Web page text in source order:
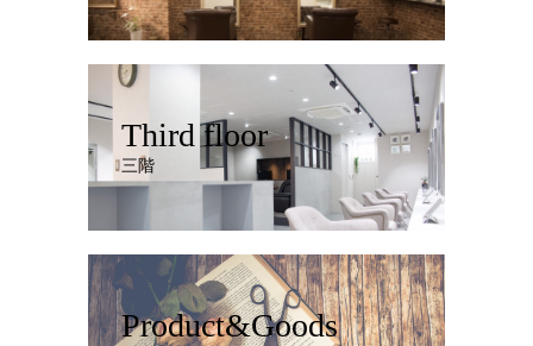
Third floor
三階
Product&Goods